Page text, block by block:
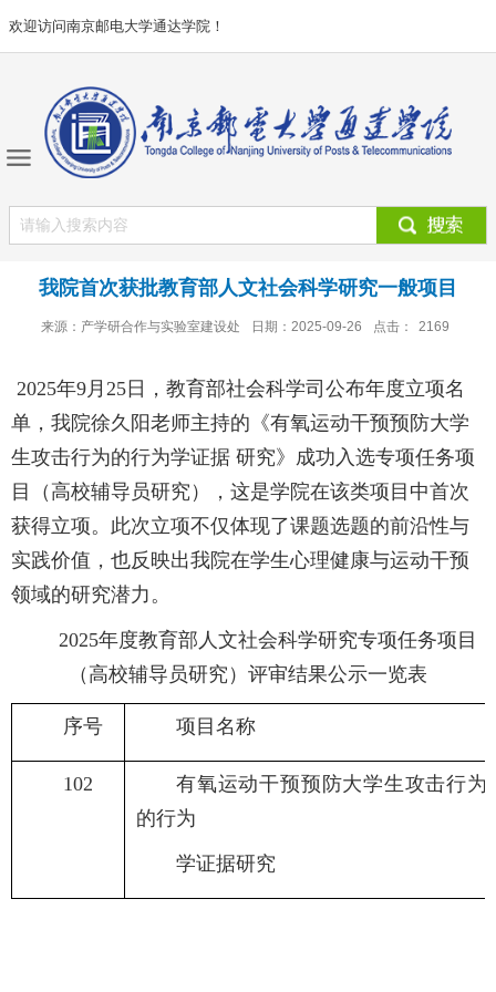
欢迎访问南京邮电大学通达学院！
我院首次获批教育部人文社会科学研究一般项目
来源：产学研合作与实验室建设处 日期：2025-09-26 点击： 2169
2025年9 月 25日，教育部社会科学司公布年度立项名
单，我院徐久阳老师主持的《有氧运动干预预防大学
生攻击行为的行为学证据 研究》成功入选专项任务项
目（高校辅导员研究），这是学院在该类项目中首次
获得立项。此次立项不仅体现了课题选题的前沿性与
实践价值，也反映出我院在学生心理健康与运动干预
领域的研究潜力。
2025年度教育部人文社会科学研究专项任务项目
（高校辅导员研究）评审结果公示一览表
序号 项目名称
102
有氧运动干预预防大学生攻击行为
的行为
学证据研究